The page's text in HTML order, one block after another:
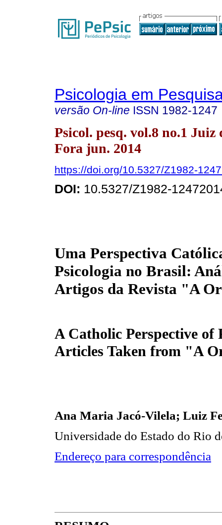
Psicologia em
versão On-line ISSN 1982-1247
Psicol. pesq. vol.8 no.1 Juiz
Fora jun. 2014
https://doi.org/10.5327/Z1982-
DOI: 10.5327/Z1982-
Uma Perspectiva
Psicologia no Brasil:
Artigos da Revista "A
A Catholic Perspective
Articles Taken from "A
Ana Maria Jacó-Vilela; Luiz
Universidade do Estado do Rio
Endereço para correspondência